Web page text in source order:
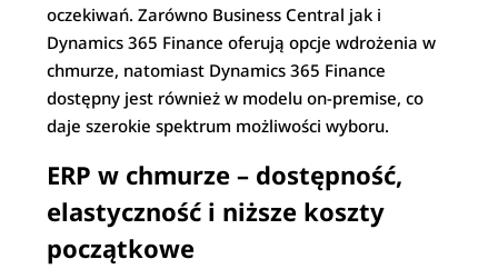
oczekiwań. Zarówno Business Central jak i
Dynamics 365 Finance oferują opcje wdrożenia w
chmurze, natomiast Dynamics 365 Finance
dostępny jest również w modelu on-premise, co
daje szerokie spektrum możliwości wyboru.
ERP w chmurze – dostępność,
elastyczność i niższe koszty
początkowe